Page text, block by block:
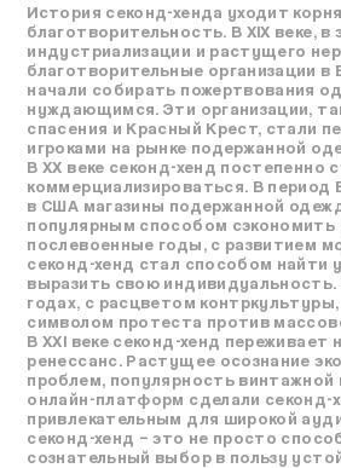
История секонд-хенда уходит
благотворительность. В XIX веке, в
индустриализации и растущего
благотворительные организации в
начали собирать пожертвования
нуждающимся. Эти организации,
спасения и Красный Крест, стали
игроками на рынке подержанной
В XX веке секонд-хенд постепенно
коммерциализироваться. В период
в США магазины подержанной
популярным способом сэкономить
послевоенные годы, с развитием
секонд-хенд стал способом найти
выразить свою индивидуальность.
годах, с расцветом
символом протеста против
В XXI веке секонд-хенд переживает
ренессанс. Растущее осознание
проблем, популярность винтажной
онлайн-платформ сделали секонд-
привлекательным для широкой
секонд-хенд – это не просто
сознательный выбор в пользу